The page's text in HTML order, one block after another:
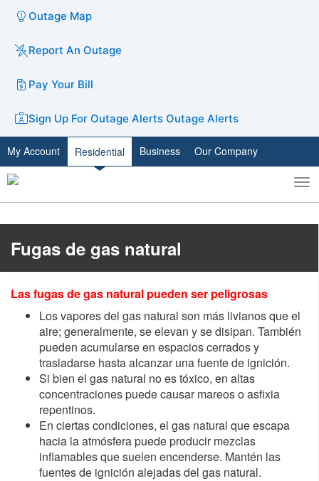
Outage Map
Report An Outage
Pay Your Bill
Sign Up For Outage Alerts Outage Alerts
My Account Residential Business Our Company
Toggle
search
Fugas de gas natural
Las fugas de gas natural pueden ser peligrosas​
Los vapores del gas natural son más livianos que el
aire; generalmente, se elevan y se disipan. También
pueden acumularse en espacios cerrados y
trasladarse hasta alcanzar una fuente de ignición.
Si bien el gas natural no es tóxico, en altas
concentraciones puede causar mareos o asfixia
repentinos.
En ciertas condiciones, el gas natural que escapa
hacia la atmósfera puede producir mezclas
inflamables que suelen encenderse. Mantén las
fuentes de ignición alejadas del gas natural.